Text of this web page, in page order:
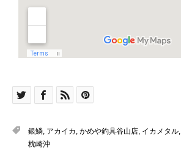
銀鱗, アカイカ , かめや釣具谷山店, イカメタル,
枕崎沖